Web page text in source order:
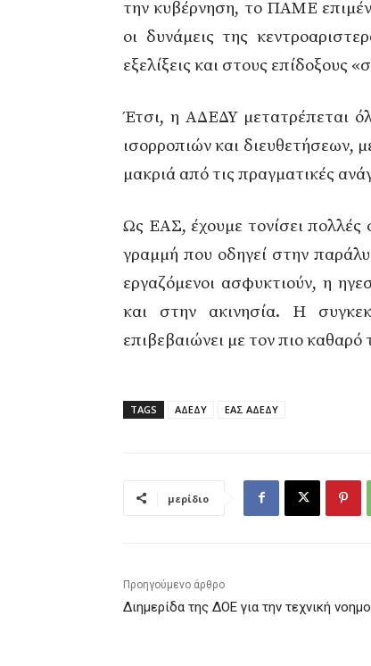
την κυβέρνηση, το ΠΑΜΕ
οι δυνάμεις της
εξελίξεις και στους επίδοξους
Έτσι, η ΑΔΕΔΥ μετατρέπεται
ισορροπιών και διευθετήσεων,
μακριά από τις πραγματικές
Ως ΕΑΣ, έχουμε τονίσει πολλές
γραμμή που οδηγεί στην
εργαζόμενοι ασφυκτιούν, η
και στην ακινησία. Η
επιβεβαιώνει με τον πιο καθαρό
TAGS ΑΔΕΔΥ ΕΑΣ ΑΔΕΔΥ
μερίδιο
Προηγούμενο άρθρο
Διημερίδα της ΔΟΕ για την τεχνική